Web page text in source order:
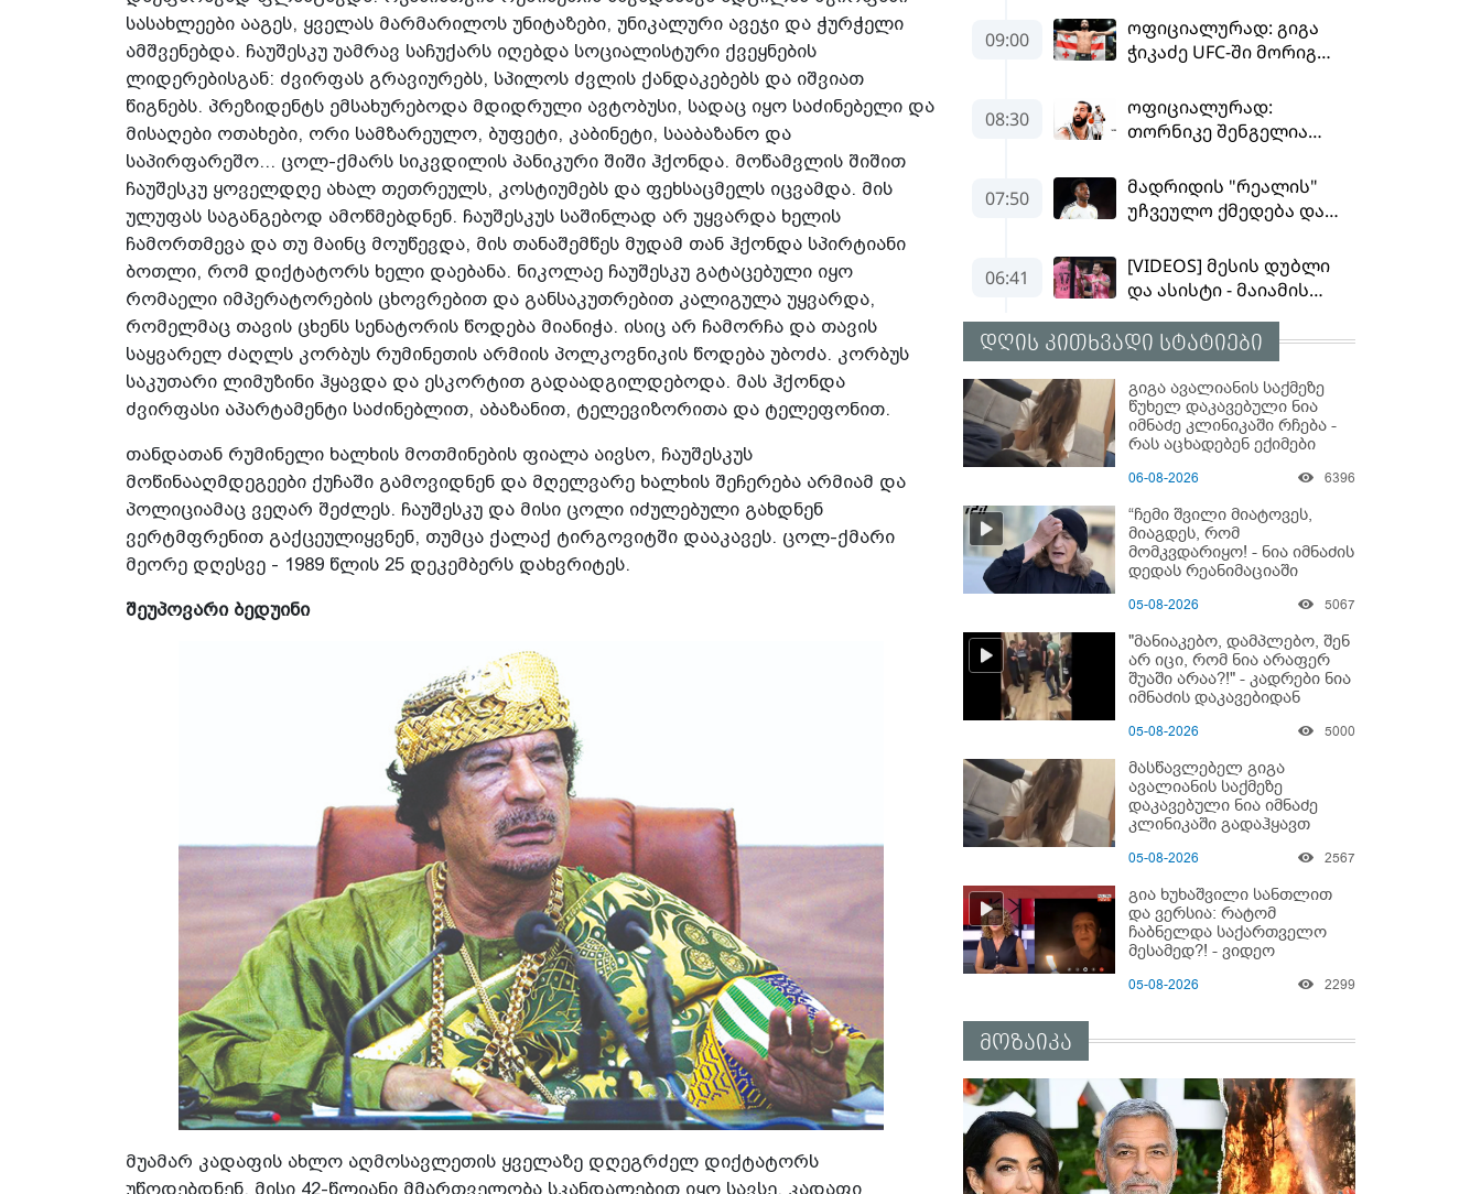
სასახლეები ააგეს, ყველას მარმარილოს უნიტაზები, უნიკალური ავეჯი და ჭურჭელი
ამშვენებდა. ჩაუშესკუ უამრავ საჩუქარს იღებდა სოციალისტური ქვეყნების
ლიდერებისგან: ძვირფას გრავიურებს, სპილოს ძვლის ქანდაკებებს და იშვიათ
წიგნებს. პრეზიდენტს ემსახურებოდა მდიდრული ავტობუსი, სადაც იყო საძინებელი და
მისაღები ოთახები, ორი სამზარეულო, ბუფეტი, კაბინეტი, სააბაზანო და
საპირფარეშო... ცოლ-ქმარს სიკვდილის პანიკური შიში ჰქონდა. მოწამვლის შიშით
ჩაუშესკუ ყოველდღე ახალ თეთრეულს, კოსტიუმებს და ფეხსაცმელს იცვამდა. მის
ულუფას საგანგებოდ ამოწმებდნენ. ჩაუშესკუს საშინლად არ უყვარდა ხელის
ჩამორთმევა და თუ მაინც მოუწევდა, მის თანაშემწეს მუდამ თან ჰქონდა სპირტიანი
ბოთლი, რომ დიქტატორს ხელი დაებანა. ნიკოლაე ჩაუშესკუ გატაცებული იყო
რომაელი იმპერატორების ცხოვრებით და განსაკუთრებით კალიგულა უყვარდა,
რომელმაც თავის ცხენს სენატორის წოდება მიანიჭა. ისიც არ ჩამორჩა და თავის
საყვარელ ძაღლს კორბუს რუმინეთის არმიის პოლკოვნიკის წოდება უბოძა. კორბუს
საკუთარი ლიმუზინი ჰყავდა და ესკორტით გადაადგილდებოდა. მას ჰქონდა
ძვირფასი აპარტამენტი საძინებლით, აბაზანით, ტელევიზორითა და ტელეფონით.
თანდათან რუმინელი ხალხის მოთმინების ფიალა აივსო, ჩაუშესკუს
მოწინააღმდეგეები ქუჩაში გამოვიდნენ და მღელვარე ხალხის შეჩერება არმიამ და
პოლიციამაც ვეღარ შეძლეს. ჩაუშესკუ და მისი ცოლი იძულებული გახდნენ
ვერტმფრენით გაქცეულიყვნენ, თუმცა ქალაქ ტირგოვიტში დააკავეს. ცოლ-ქმარი
მეორე დღესვე - 1989 წლის 25 დეკემბერს დახვრიტეს.
შეუპოვარი ბედუინი
მუამარ კადაფის ახლო აღმოსავლეთის ყველაზე დღეგრძელ დიქტატორს
უწოდებდნენ. მისი 42-წლიანი მმართველობა სკანდალებით იყო სავსე. კადაფი
დღის კითხვადი სტატიები
გიგა ავალიანის საქმეზე
წუხელ დაკავებული ნია
იმნაძე კლინიკაში რჩება -
რას აცხადებენ ექიმები
06-08-2026 6396
“ჩემი შვილი მიატოვეს,
მიაგდეს, რომ
მომკვდარიყო! - ნია იმნაძის
დედას რეანიმაციაში
შვილი არ უნახავს” - გიგა
კომენტარი
05-08-2026 5067
"მანიაკებო, დამპლებო, შენ
არ იცი, რომ ნია არაფერ
შუაში არაა?!" - კადრები ნია
იმნაძის დაკავებიდან
05-08-2026 5000
მასწავლებელ გიგა
ავალიანის საქმეზე
დაკავებული ნია იმნაძე
კლინიკაში გადაჰყავთ
05-08-2026 2567
გია ხუხაშვილი სანთლით
და ვერსია: რატომ
ჩაბნელდა საქართველო
მესამედ?! - ვიდეო
05-08-2026 2299
მოზაიკა